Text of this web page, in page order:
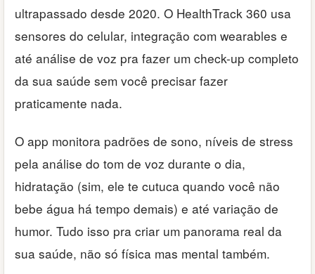
ultrapassado desde 2020. O HealthTrack 360 usa
sensores do celular, integração com wearables e
até análise de voz pra fazer um check-up completo
da sua saúde sem você precisar fazer
praticamente nada.
O app monitora padrões de sono, níveis de stress
pela análise do tom de voz durante o dia,
hidratação (sim, ele te cutuca quando você não
bebe água há tempo demais) e até variação de
humor. Tudo isso pra criar um panorama real da
sua saúde, não só física mas mental também.